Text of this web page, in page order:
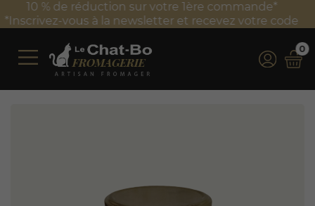
Frais de port offerts à partir de 100 € TTC d'achat*
*Valable uniquement en France métropolitaine
0